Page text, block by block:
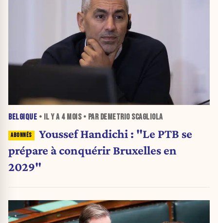
BELGIQUE • IL Y A 4 MOIS• PAR DEMETRIO SCAGLIOLA
Youssef Handichi : "Le PTB se
prépare à conquérir Bruxelles en
2029"